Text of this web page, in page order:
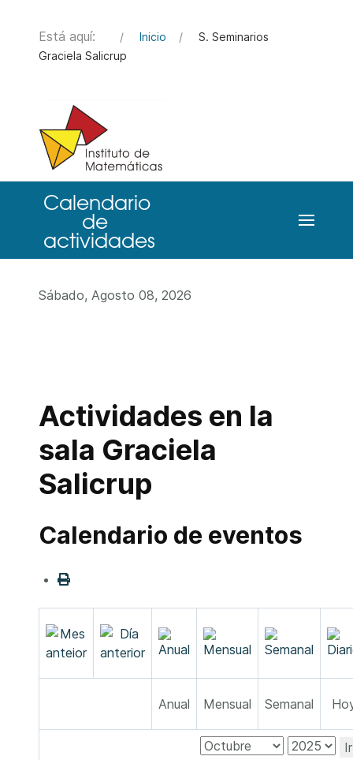
Está aquí: Inicio
S. Seminarios
Graciela Salicrup
Sábado, Agosto 08, 2026
Actividades en la
sala Graciela
Salicrup
Calendario de eventos
Anual Mensual Semanal